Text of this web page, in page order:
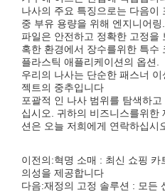
나사의 주요 특징으로는 다음이
중 부유 용량을 위해 엔지니어
파일은 안전하고 정확한 고정을
혹한 환경에서 장수를위한 특수
플라스틱 애플리케이션의 옵션.
우리의 나사는 단순한 패스너
젝트의 중추입니다
포괄적 인 나사 범위를 탐색하
십시오. 귀하의 비즈니스를위한
션은 오늘 저희에게 연락하십시
이전의:혁명 소매 : 최신 쇼핑 카
의성을 제공합니다
다음:재정의 고정 솔루션 : 모든